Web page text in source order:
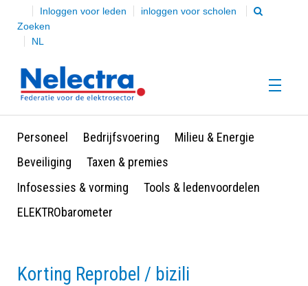
Inloggen voor leden
inloggen voor scholen
Zoeken
NL
HOME
Over Nelectra
Onze leden
Personeel Bedrijfsvoering
Milieu & Energie
Beveiliging
Taxen & premies
Infosessies & vorming
Tools & ledenvoordelen
ELEKTRObarometer
Korting Reprobel / bizili